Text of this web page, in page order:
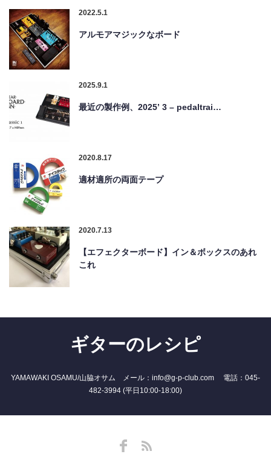
2022.5.1
アルモアマジックなボード
2025.9.1
最近の製作例、2025’ 3 – pedaltrai…
2020.8.17
適材適所の両面テープ
2020.7.13
【エフェクターボード】イン＆ボックスのあれ
これ
ギターのレシピ
YAMAWAKI OSAMU/山脇オサム メール：info@g-p-club.com 電話：045-
482-3994 (平日10:00-18:00)